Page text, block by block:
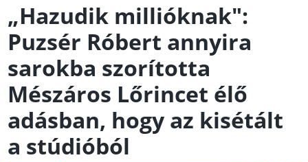
„Hazudik millióknak":
Puzsér Róbert annyira
sarokba szorította
Mészáros Lőrincet élő
adásban, hogy az kisétált
a stúdióból